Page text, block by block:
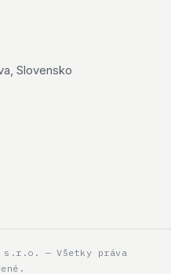
Slovensko
s.r.o. — Všetky práva